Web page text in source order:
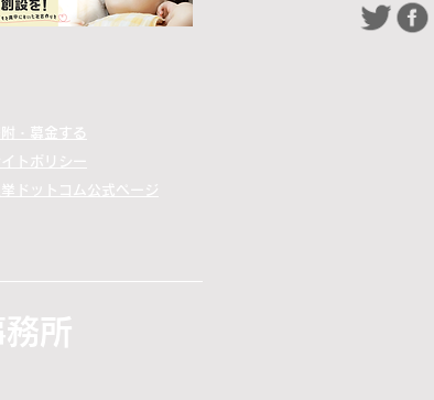
・募金する
トポリシー
ドットコム公式ページ
務所